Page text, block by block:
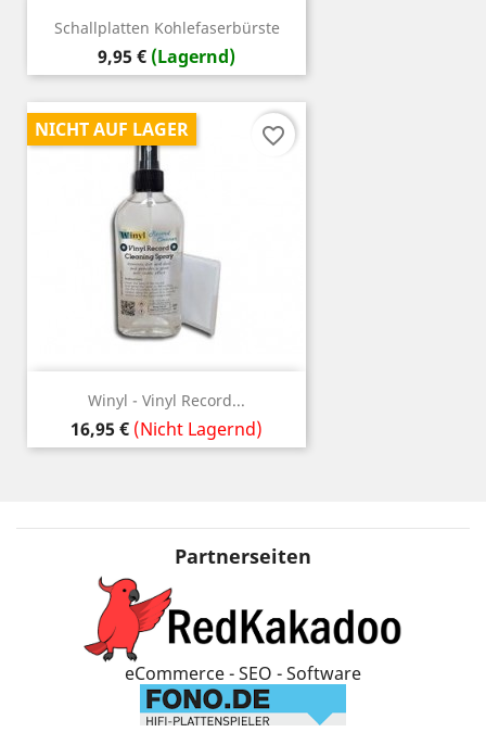
Schallplatten Kohlefaserbürste
Preis
9,95 € (Lagernd)
Winyl - Vinyl Record...
Preis
16,95 € (Nicht Lagernd)
NICHT AUF LAGER favorite_border
Partnerseiten
eCommerce - SEO - Software